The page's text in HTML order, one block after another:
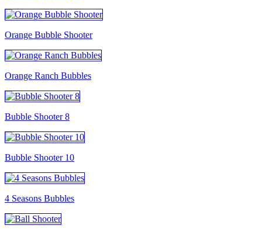
Orange Bubble Shooter
Orange Ranch Bubbles
Bubble Shooter 8
Bubble Shooter 10
4 Seasons Bubbles